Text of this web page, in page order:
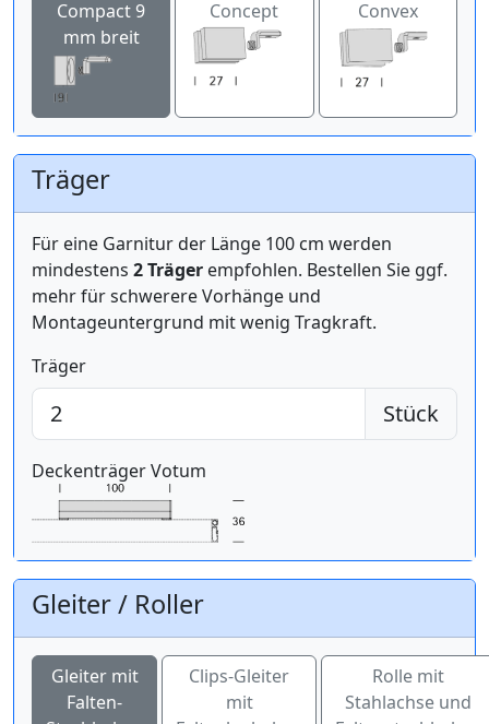
Compact 9
mm breit
Concept
Convex
Träger
Für eine Garnitur der Länge 100 cm werden
mindestens 2 Träger empfohlen. Bestellen Sie ggf.
mehr für schwerere Vorhänge und
Montageuntergrund mit wenig Tragkraft.
Träger
Stück
Deckenträger Votum
Gleiter / Roller
Gleiter mit
Falten-
Clips-Gleiter
mit
Rolle mit
Stahlachse und